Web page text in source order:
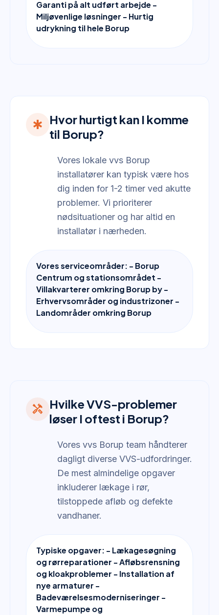
Garanti på alt udført arbejde -
Miljøvenlige løsninger - Hurtig
udrykning til hele Borup
emergency
Hvor hurtigt kan I komme
til Borup?
Vores lokale vvs Borup
installatører kan typisk være hos
dig inden for 1-2 timer ved akutte
problemer. Vi prioriterer
nødsituationer og har altid en
installatør i nærheden.
Vores serviceområder: - Borup
Centrum og stationsområdet -
Villakvarterer omkring Borup by -
Erhvervsområder og industrizoner -
Landområder omkring Borup
handyman Hvilke VVS-problemer
løser I oftest i Borup?
Vores vvs Borup team håndterer
dagligt diverse VVS-udfordringer.
De mest almindelige opgaver
inkluderer lækage i rør,
tilstoppede afløb og defekte
vandhaner.
Typiske opgaver: - Lækagesøgning
og rørreparationer - Afløbsrensning
og kloakproblemer - Installation af
nye armaturer -
Badeværelsesmoderniseringer -
Varmepumpe og